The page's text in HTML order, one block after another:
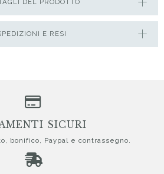
E RESI
DEL PRODOTTO
SICURI
bonifico, Paypal e contrassegno.